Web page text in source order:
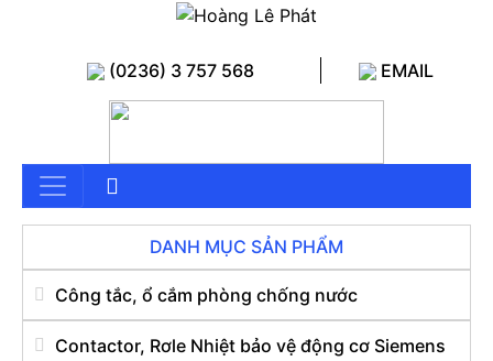
(0236) 3 757 568 EMAIL
DANH MỤC SẢN PHẨM
Công tắc, ổ cắm phòng chống nước
Contactor, Rơle Nhiệt bảo vệ động cơ Siemens